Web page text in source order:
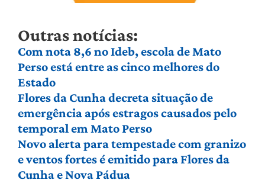
Outras notícias:
Com nota 8,6 no Ideb, escola de Mato
Perso está entre as cinco melhores do
Estado
Flores da Cunha decreta situação de
emergência após estragos causados pelo
temporal em Mato Perso
Novo alerta para tempestade com granizo
e ventos fortes é emitido para Flores da
Cunha e Nova Pádua